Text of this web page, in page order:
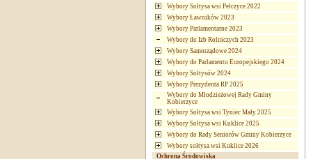
Wybory Sołtysa wsi Pełczyce 2022
Wybory Ławników 2023
Wybory Parlamentarne 2023
Wybory do Izb Rolniczych 2023
Wybory Samorządowe 2024
Wybory do Parlamentu Europejskiego 2024
Wybory Sołtysów 2024
Wybory Prezydenta RP 2025
Wybory do Młodzieżowej Rady Gminy
Kobierzyce
Wybory Sołtysa wsi Tyniec Mały 2025
Wybory Sołtysa wsi Kuklice 2025
Wybory do Rady Seniorów Gminy Kobierzyce
Wybory sołtysa wsi Kuklice 2026
Ochrona Środowiska